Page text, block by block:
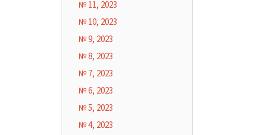
№ 11, 2023
№ 10, 2023
№ 9, 2023
№ 8, 2023
№ 7, 2023
№ 6, 2023
№ 5, 2023
№ 4, 2023